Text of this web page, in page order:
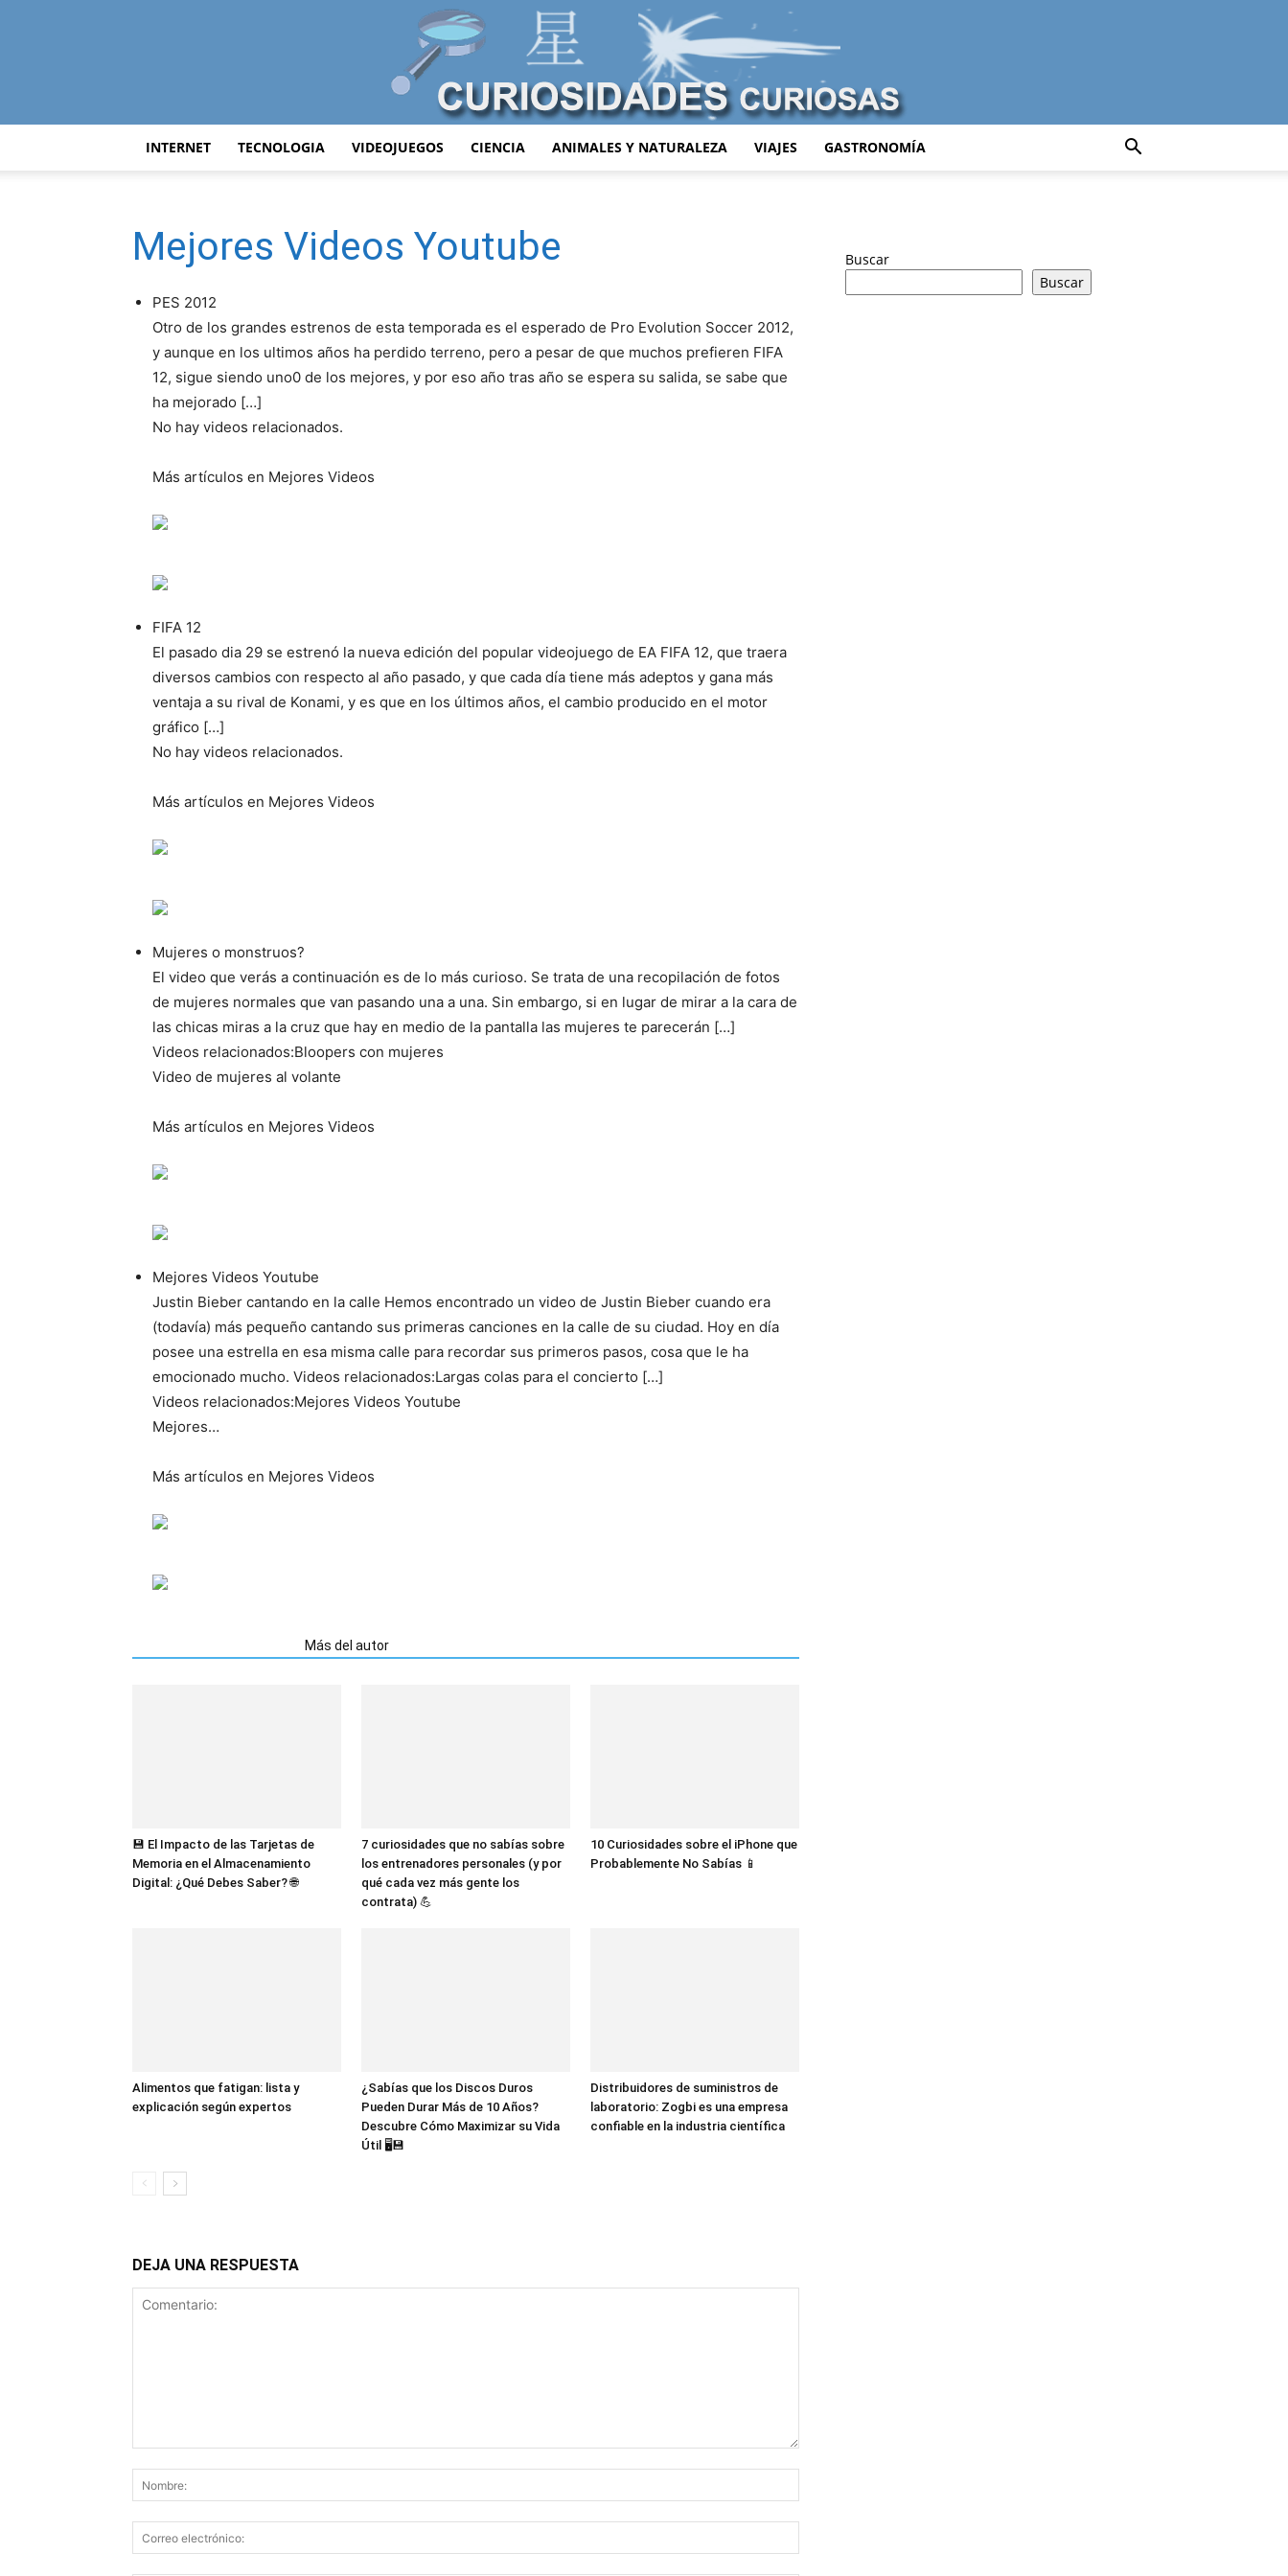
INTERNET TECNOLOGIA VIDEOJUEGOS CIENCIA ANIMALES Y NATURALEZA VIAJES GASTRONOMÍA
Mejores Videos Youtube
PES 2012
Otro de los grandes estrenos de esta temporada es el esperado de Pro Evolution Soccer 2012,
y aunque en los ultimos años ha perdido terreno, pero a pesar de que muchos prefieren FIFA
12, sigue siendo uno0 de los mejores, y por eso año tras año se espera su salida, se sabe que
ha mejorado […]
No hay videos relacionados.
Más artículos en Mejores Videos
FIFA 12
El pasado dia 29 se estrenó la nueva edición del popular videojuego de EA FIFA 12, que traera
diversos cambios con respecto al año pasado, y que cada día tiene más adeptos y gana más
ventaja a su rival de Konami, y es que en los últimos años, el cambio producido en el motor
gráfico […]
No hay videos relacionados.
Más artículos en Mejores Videos
Mujeres o monstruos?
El video que verás a continuación es de lo más curioso. Se trata de una recopilación de fotos
de mujeres normales que van pasando una a una. Sin embargo, si en lugar de mirar a la cara de
las chicas miras a la cruz que hay en medio de la pantalla las mujeres te parecerán […]
Videos relacionados:Bloopers con mujeres
Video de mujeres al volante
Más artículos en Mejores Videos
Mejores Videos Youtube
Justin Bieber cantando en la calle Hemos encontrado un video de Justin Bieber cuando era
(todavía) más pequeño cantando sus primeras canciones en la calle de su ciudad. Hoy en día
posee una estrella en esa misma calle para recordar sus primeros pasos, cosa que le ha
emocionado mucho. Videos relacionados:Largas colas para el concierto […]
Videos relacionados:Mejores Videos Youtube
Mejores…
Más artículos en Mejores Videos
Más del autor
💾 El Impacto de las Tarjetas de
Memoria en el Almacenamiento
Digital: ¿Qué Debes Saber? 🌐
7 curiosidades que no sabías sobre
los entrenadores personales (y por
qué cada vez más gente los
contrata) 💪
10 Curiosidades sobre el iPhone que
Probablemente No Sabías 📱
Alimentos que fatigan: lista y
explicación según expertos
¿Sabías que los Discos Duros
Pueden Durar Más de 10 Años?
Descubre Cómo Maximizar su Vida
Útil 🖥️💾
Distribuidores de suministros de
laboratorio: Zogbi es una empresa
confiable en la industria científica
DEJA UNA RESPUESTA
Buscar
Buscar